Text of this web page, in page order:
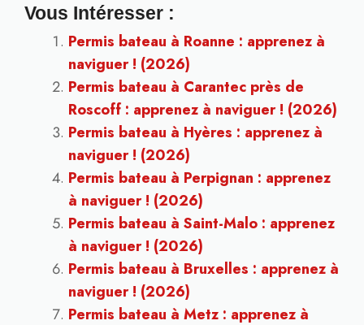
Vous Intéresser :
Permis bateau à Roanne : apprenez à
naviguer ! (2026)
Permis bateau à Carantec près de
Roscoff : apprenez à naviguer ! (2026)
Permis bateau à Hyères : apprenez à
naviguer ! (2026)
Permis bateau à Perpignan : apprenez
à naviguer ! (2026)
Permis bateau à Saint-Malo : apprenez
à naviguer ! (2026)
Permis bateau à Bruxelles : apprenez à
naviguer ! (2026)
Permis bateau à Metz : apprenez à